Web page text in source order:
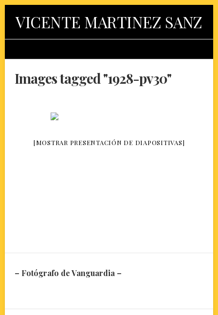
contentVICENTE MARTINEZ SANZ
Images tagged "1928-pv30"
[MOSTRAR PRESENTACIÓN DE DIAPOSITIVAS]
– Fotógrafo de Vanguardia –